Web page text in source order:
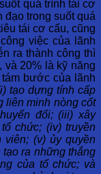
quá trình tái cơ
trong suốt quá
tái cơ cấu, cũng
việc của lãnh
ra thành công thì
và 20% là kỹ năng
bước của lãnh
tạo dựng tính cấp
liên minh nòng cốt
đổi; (iii) xây
chức; (iv) truyền
viên; (v) ủy quyền
ra những thắng
của tổ chức; và